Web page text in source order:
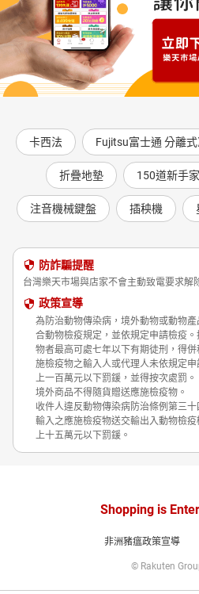
卡西法 Fujitsu富士通 分離
折疊地墊 150道新手
注音機械鍵盤 插秧機
防詐騙提醒
台灣樂天市場與店家不會主動致電要求解
政策宣導
為防治動物傳染病，境外動物或動物
合動物檢疫規定，並依規定申請檢疫
物者最高可處七年以下有期徒刑，得
施檢疫物之輸入人或代理人未依規定
上一百萬元以下罰鍰，並得按次處罰。
境外商品不得隨貨贈送應施檢疫物。
收件人違反動物傳染病防治條例第三
輸入之應施檢疫物送交輸出入動物檢
上十五萬元以下罰鍰。
Shopping is
非洲豬瘟政策宣導
© Rakuten